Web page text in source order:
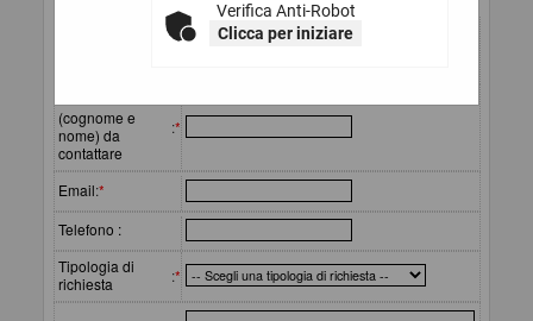
Verifica Anti-Robot
Clicca per iniziare
*
(cognome e
nome) da
contattare
:*
Email:*
Telefono :
Tipologia di
richiesta
:*